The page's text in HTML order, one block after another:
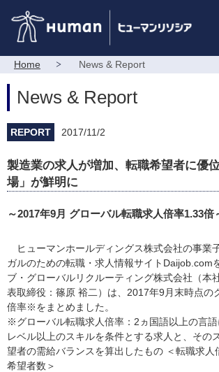
Home News & Report
News & Report
REPORT 2017/11/2
製造業の求人が増加、転職希望者に優
場」が鮮明に
～2017年9月 グローバル転職求人倍率1.33倍
ヒューマンホールディングス株式会社の事業
ガルのための転職・求人情報サイトDaijob.com
ブ・グローバルリクルーティング株式会社（本
表取締役：篠原 裕二）は、2017年9月末時点の
倍率※をまとめました。
※グローバル転職求人倍率：2ヵ国語以上の言
レベル以上のスキルを条件とする求人と、その
望者の需給バランスを算出したもの ＜転職求人
希望者数＞